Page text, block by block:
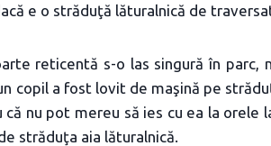
e o străduţă lăturalnică de
reticentă s-o las singură în parc,
copil a fost lovit de maşină pe
că nu pot mereu să ies cu ea la orele
străduţa aia lăturalnică.